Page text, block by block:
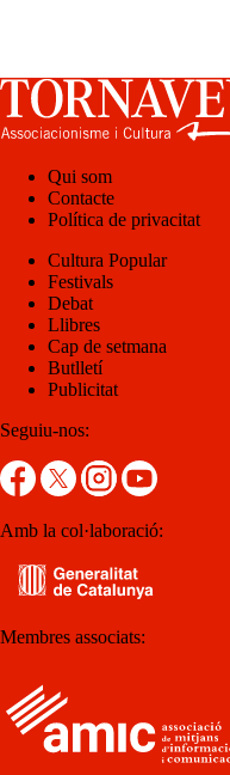
Qui som
Contacte
Política de privacitat
Cultura Popular
Festivals
Debat
Llibres
Cap de setmana
Butlletí
Publicitat
Seguiu-nos:
Amb la col·laboració:
Membres associats: